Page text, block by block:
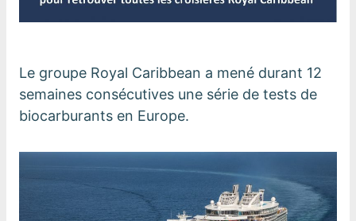
Le groupe Royal Caribbean a mené durant 12
semaines consécutives une série de tests de
biocarburants en Europe.